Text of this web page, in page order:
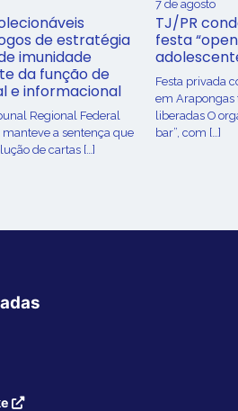
de estratégia
imunidade
da função de
e informacional
Regional Federal
manteve a sentença que
de cartas […]
7 de agosto
TJ/PR
festa
Festa privada
em Arapongas
liberadas O
bar”, com […]